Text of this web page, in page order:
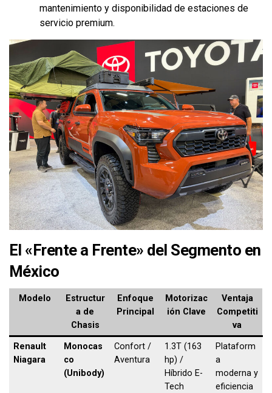
mantenimiento y disponibilidad de estaciones de
servicio premium.
El «Frente a Frente» del Segmento en
México
Modelo
Estructur
a de
Chasis
Enfoque
Principal
Motorizac
ión Clave
Ventaja
Competiti
va
Renault
Niagara
Monocas
co
(Unibody)
Confort /
Aventura
1.3T (163
hp) /
Híbrido E-
Tech
Plataform
a
moderna y
eficiencia